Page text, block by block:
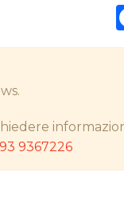
9367226